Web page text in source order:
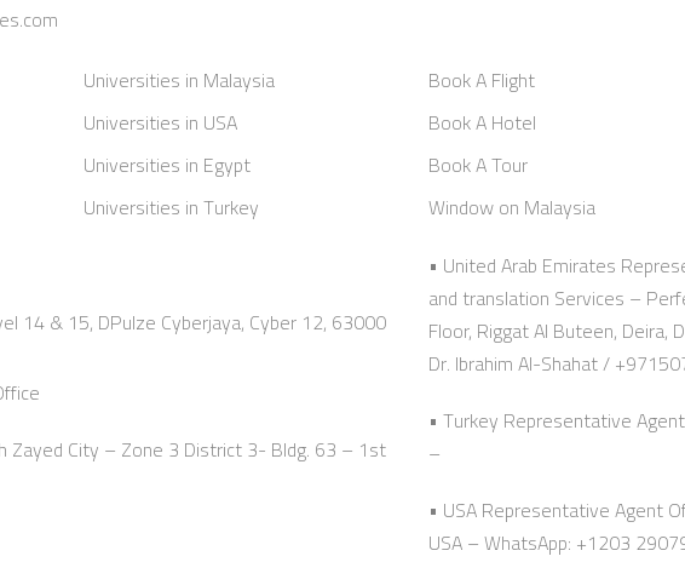
Universities in Malaysia
Universities in USA
Universities in Egypt
Universities in Turkey
Book A Flight
Book A Hotel
Book A Tour
Window on Malaysia
14 & 15, DPulze Cyberjaya, Cyber 12, 63000
Zayed City – Zone 3 District 3- Bldg. 63 – 1st
• United Arab Emirates
and translation Services –
Floor, Riggat Al Buteen,
Dr. Ibrahim Al-Shahat /
• Turkey Representative
–
• USA Representative Agent
USA – WhatsApp: +1203